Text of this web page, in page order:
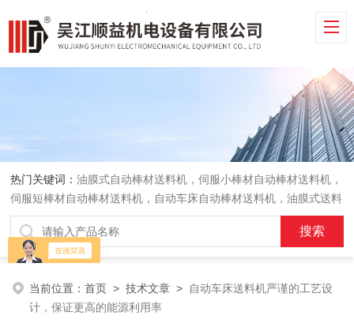
热门关键词：油膜式自动棒材送料机，伺服小棒材自动棒材送料机，
伺服短棒材自动棒材送料机，自动车床自动棒材送料机，油膜式送料
机，车床送料机
当前位置：首页 >技术文章 > 自动车床送料机严谨的工艺设
计，保证更高的能源利用率